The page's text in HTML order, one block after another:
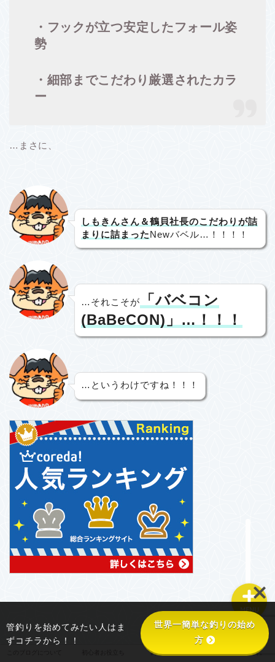
・フックが立つ安定したフォール姿
勢
・細部までこだわり厳選されたカラ
ー
…まさに、
しもきんさん＆鶴貝社長のこだわりが詰
まりに詰まったNewバベル…！！！！
…それこそが
「バベコン
(BaBeCON)」…！！！
…というわけですね！！！
釣り具あれこれ 釣り場あれこれ
MENU
このブログについて
初心者お役立ち
釣り具あれこれ
釣り場あれこれ
管釣りを始めてみたい人はま
ずコチラから！！
世界一簡単な釣りの始め
方